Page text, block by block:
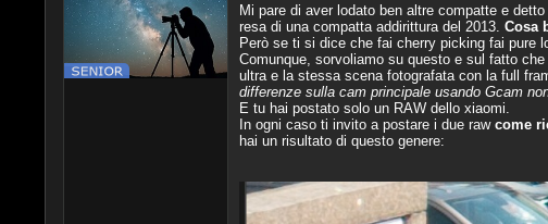
Mi pare di aver lodato ben altre compatte e
resa di una compatta addirittura del 2013. Cosa
Però se ti si dice che fai cherry picking fai pure
Comunque, sorvoliamo su questo e sul fatto
ultra e la stessa scena fotografata con la full
differenze sulla cam principale usando Gcam
E tu hai postato solo un RAW dello xiaomi.
In ogni caso ti invito a postare i due raw come
hai un risultato di questo genere: